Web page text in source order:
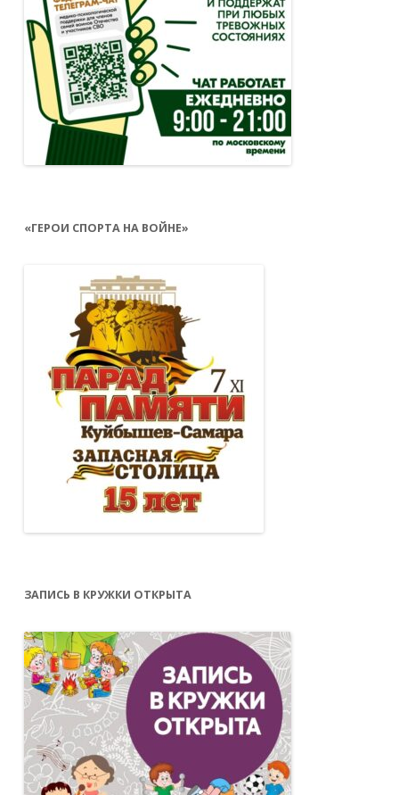
«ГЕРОИ СПОРТА НА ВОЙНЕ»
ЗАПИСЬ В КРУЖКИ ОТКРЫТА